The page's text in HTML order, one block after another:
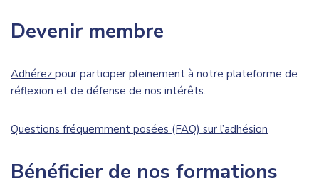
Devenir membre
Adhérez pour participer pleinement à notre plateforme de
réflexion et de défense de nos intérêts.
Questions fréquemment posées (FAQ) sur l’adhésion
Bénéficier de nos formations